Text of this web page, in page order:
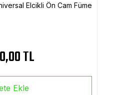
Elcikli Ön Cam Füme
TL
Ekle